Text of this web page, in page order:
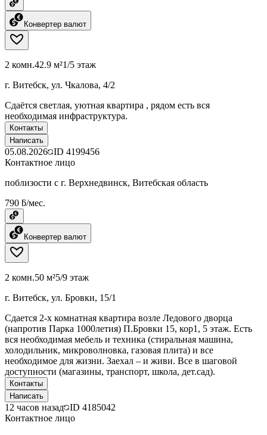
Конвертер валют
2 комн.42.9 м²1/5 этаж
г. Витебск, ул. Чкалова, 4/2
Сдаётся светлая, уютная квартира , рядом есть вся
необходимая инфраструктура.
Контакты
Написать
05.08.2026 ID 4199456
Контактное лицо
поблизости с г. Верхнедвинск, Витебская область
790 ƃ/мес.
Конвертер валют
2 комн.50 м²5/9 этаж
г. Витебск, ул. Бровки, 15/1
Сдается 2-х комнатная квартира возле Ледового дворца
(напротив Парка 1000летия) П.Бровки 15, кор1, 5 этаж. Есть
вся необходимая мебель и техника (стиральная машина,
холодильник, микроволновка, газовая плита) и все
необходимое для жизни. Заехал – и живи. Все в шаговой
доступности (магазины, транспорт, школа, дет.сад).
Контакты
Написать
12 часов назад ID 4185042
Контактное лицо